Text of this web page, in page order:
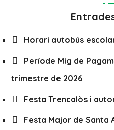
Horari autobús
Període Mig de
trimestre de 2026
Festa Trencalòs i
Festa Major de Santa